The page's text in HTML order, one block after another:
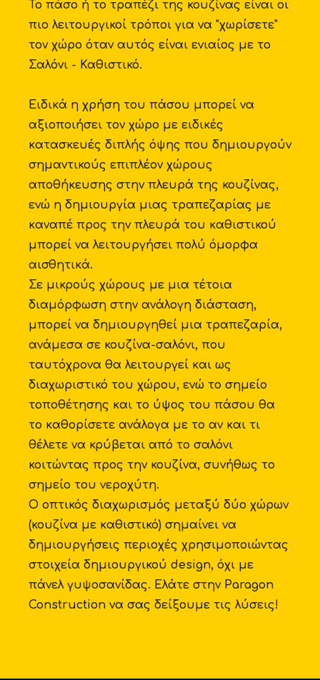
Το πάσο ή το τραπέζι της κουζίνας είναι οι
πιο λειτουργικοί τρόποι για να "χωρίσετε"
τον χώρο όταν αυτός είναι ενιαίος με το
Σαλόνι - Καθιστικό.
Ειδικά η χρήση του πάσου μπορεί να
αξιοποιήσει τον χώρο με ειδικές
κατασκευές διπλής όψης που δημιουργούν
σημαντικούς επιπλέον χώρους
αποθήκευσης στην πλευρά της κουζίνας,
ενώ η δημιουργία μιας τραπεζαρίας με
καναπέ προς την πλευρά του καθιστικού
μπορεί να λειτουργήσει πολύ όμορφα
αισθητικά.
Σε μικρούς χώρους με μια τέτοια
διαμόρφωση στην ανάλογη διάσταση,
μπορεί να δημιουργηθεί μια τραπεζαρία,
ανάμεσα σε κουζίνα-σαλόνι, που
ταυτόχρονα θα λειτουργεί και ως
διαχωριστικό του χώρου, ενώ το σημείο
τοποθέτησης και το ύψος του πάσου θα
το καθορίσετε ανάλογα με το αν και τι
θέλετε να κρύβεται από το σαλόνι
κοιτώντας προς την κουζίνα, συνήθως το
σημείο του νεροχύτη.
Ο οπτικός διαχωρισμός μεταξύ δύο χώρων
(κουζίνα με καθιστικό) σημαίνει να
δημιουργήσεις περιοχές χρησιμοποιώντας
στοιχεία δημιουργικού design, όχι με
πάνελ γυψοσανίδας. Ελάτε στην Paragon
Construction να σας δείξουμε τις λύσεις!